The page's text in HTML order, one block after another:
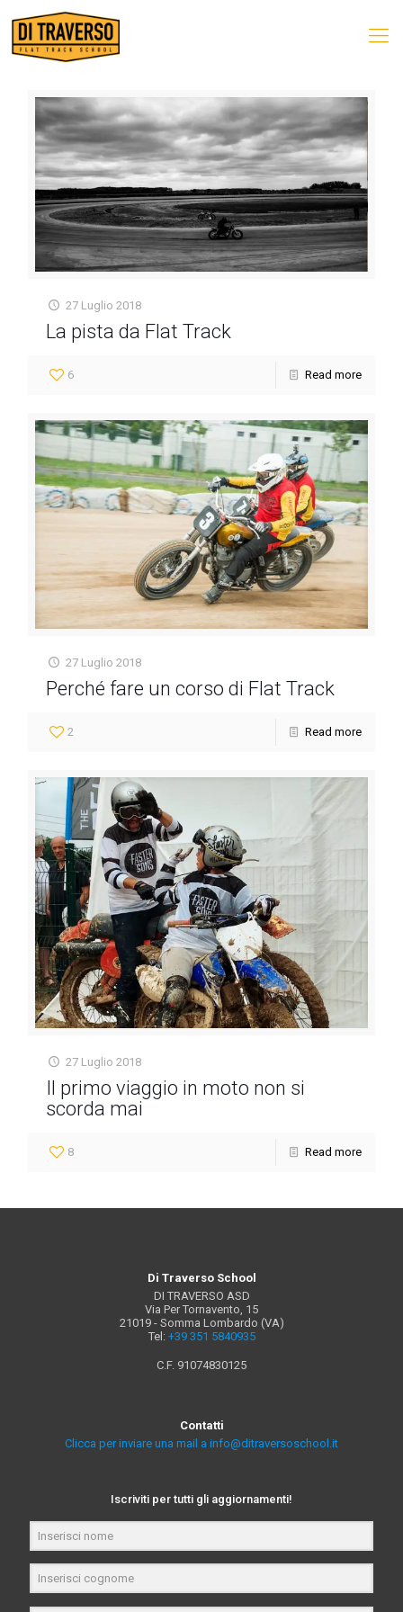
27 Luglio 2018
La pista da Flat Track
6 Read more
27 Luglio 2018
Perché fare un corso di Flat Track
2 Read more
27 Luglio 2018
Il primo viaggio in moto non si
scorda mai
8 Read more
Di Traverso School
DI TRAVERSO ASD
Via Per Tornavento, 15
21019 - Somma Lombardo (VA)
Tel: +39 351 5840935
C.F. 91074830125
Contatti
Clicca per inviare una mail a info@ditraversoschool.it
Iscriviti per tutti gli aggiornamenti!